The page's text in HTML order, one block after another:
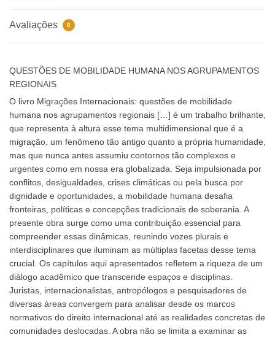
Avaliações 0
QUESTÕES DE MOBILIDADE HUMANA NOS AGRUPAMENTOS
REGIONAIS
O livro Migrações Internacionais: questões de mobilidade
humana nos agrupamentos regionais […] é um trabalho brilhante,
que representa à altura esse tema multidimensional que é a
migração, um fenômeno tão antigo quanto a própria humanidade,
mas que nunca antes assumiu contornos tão complexos e
urgentes como em nossa era globalizada. Seja impulsionada por
conflitos, desigualdades, crises climáticas ou pela busca por
dignidade e oportunidades, a mobilidade humana desafia
fronteiras, políticas e concepções tradicionais de soberania. A
presente obra surge como uma contribuição essencial para
compreender essas dinâmicas, reunindo vozes plurais e
interdisciplinares que iluminam as múltiplas facetas desse tema
crucial. Os capítulos aqui apresentados refletem a riqueza de um
diálogo acadêmico que transcende espaços e disciplinas.
Juristas, internacionalistas, antropólogos e pesquisadores de
diversas áreas convergem para analisar desde os marcos
normativos do direito internacional até as realidades concretas de
comunidades deslocadas. A obra não se limita a examinar as